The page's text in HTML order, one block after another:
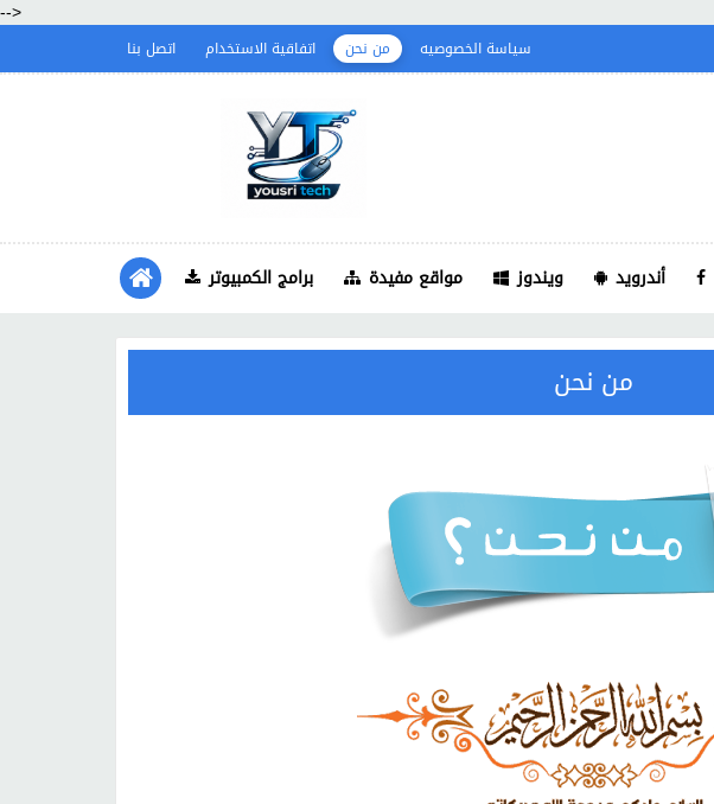
-->
اتصل بنا اتفاقية الاستخدام من نحن سياسة الخصوصيه
برامج الكمبيوتر مواقع مفيدة ويندوز أندرويد
من نحن